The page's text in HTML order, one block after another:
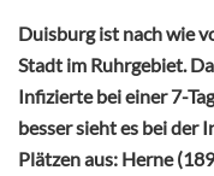
Duisburg ist nach wie
Stadt im Ruhrgebiet.
Infizierte bei einer 7-
besser sieht es bei der
Plätzen aus: Herne